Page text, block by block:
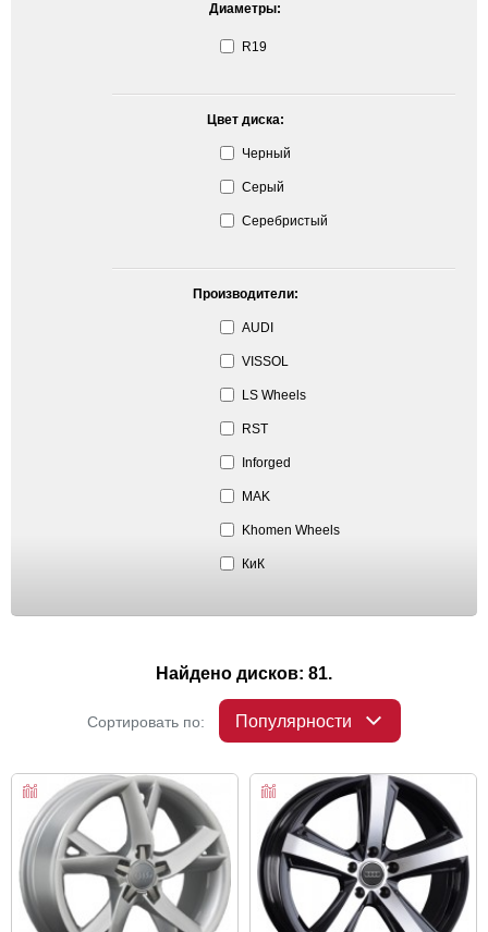
Диаметры:
R19
Цвет диска:
Черный
Серый
Серебристый
Производители:
AUDI
VISSOL
LS Wheels
RST
Inforged
MAK
Khomen Wheels
КиК
Найдено дисков: 81.
Сортировать по: Популярности